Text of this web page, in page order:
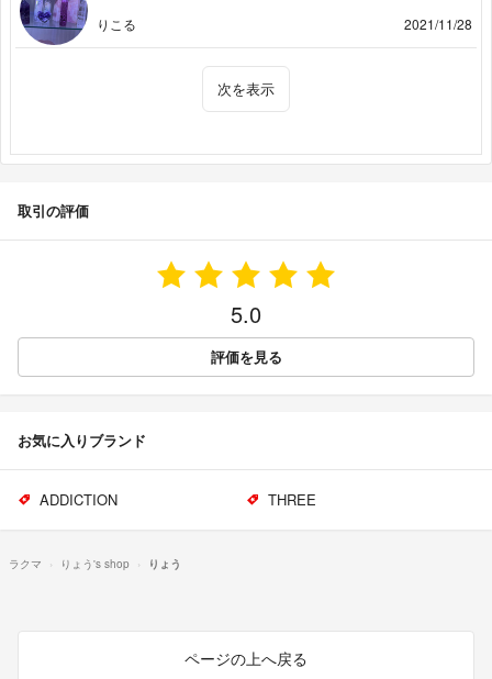
りこる 2021/11/28
次を表示
取引の評価
5.0
評価を見る
お気に入りブランド
ADDICTION THREE
ラクマ りょう's shop りょう
ページの上へ戻る